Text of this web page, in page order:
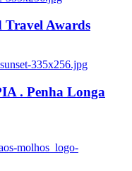
Travel Awards
335x256.jpg
. Penha Longa
molhos_logo-